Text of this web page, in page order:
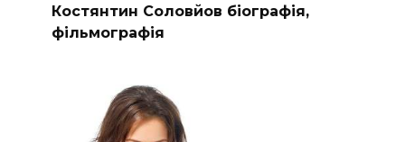
Костянтин Соловйов біографія,
фільмографія